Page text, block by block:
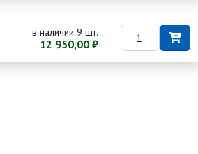
в наличии 9 шт.
12 950,00 ₽